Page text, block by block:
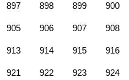
897 898 899 900
905 906 907 908
913 914 915 916
921 922 923 924